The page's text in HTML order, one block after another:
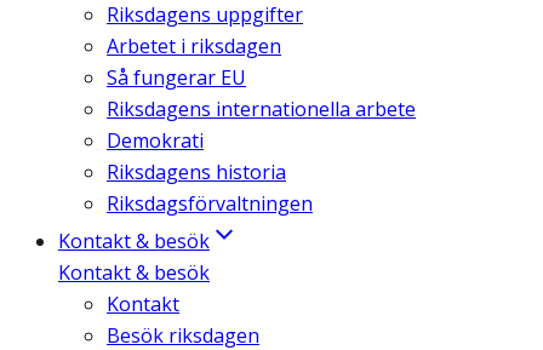
Riksdagens uppgifter
Arbetet i riksdagen
Så fungerar EU
Riksdagens internationella arbete
Demokrati
Riksdagens historia
Riksdagsförvaltningen
Kontakt & besök
Kontakt & besök
Kontakt
Besök riksdagen